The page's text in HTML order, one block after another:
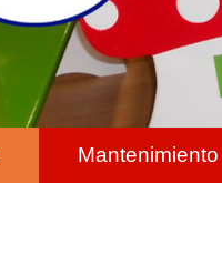
Mantenimiento